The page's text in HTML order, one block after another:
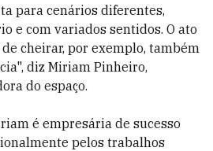
para cenários diferentes,
e com variados sentidos. O ato
cheirar, por exemplo, também
diz Miriam Pinheiro,
do espaço.
é empresária de sucesso
pelos trabalhos